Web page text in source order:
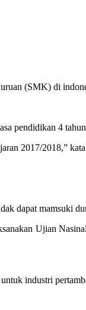
(SMK) di
pendidikan 4
2017/2018,”
dapat mamsuki
Ujian
industri